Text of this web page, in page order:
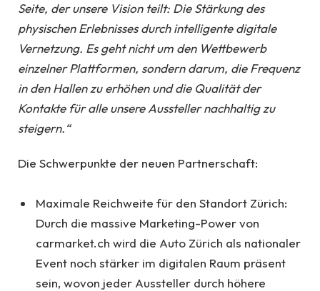
Seite, der unsere Vision teilt: Die Stärkung des
physischen Erlebnisses durch intelligente digitale
Vernetzung. Es geht nicht um den Wettbewerb
einzelner Plattformen, sondern darum, die Frequenz
in den Hallen zu erhöhen und die Qualität der
Kontakte für alle unsere Aussteller nachhaltig zu
steigern.“
Die Schwerpunkte der neuen Partnerschaft:
Maximale Reichweite für den Standort Zürich:
Durch die massive Marketing-Power von
carmarket.ch wird die Auto Zürich als nationaler
Event noch stärker im digitalen Raum präsent
sein, wovon jeder Aussteller durch höhere